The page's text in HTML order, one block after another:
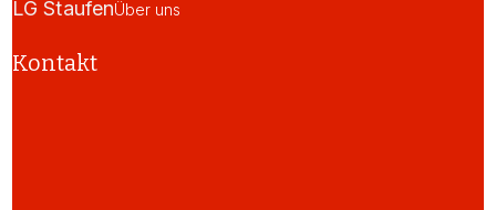
LG StaufenÜber uns
Kontakt